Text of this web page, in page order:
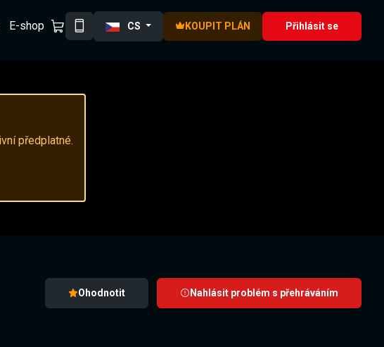
E-shop CS KOUPIT PLÁN Přihlásit se
předplatné.
Ohodnotit Nahlásit problém s přehráváním